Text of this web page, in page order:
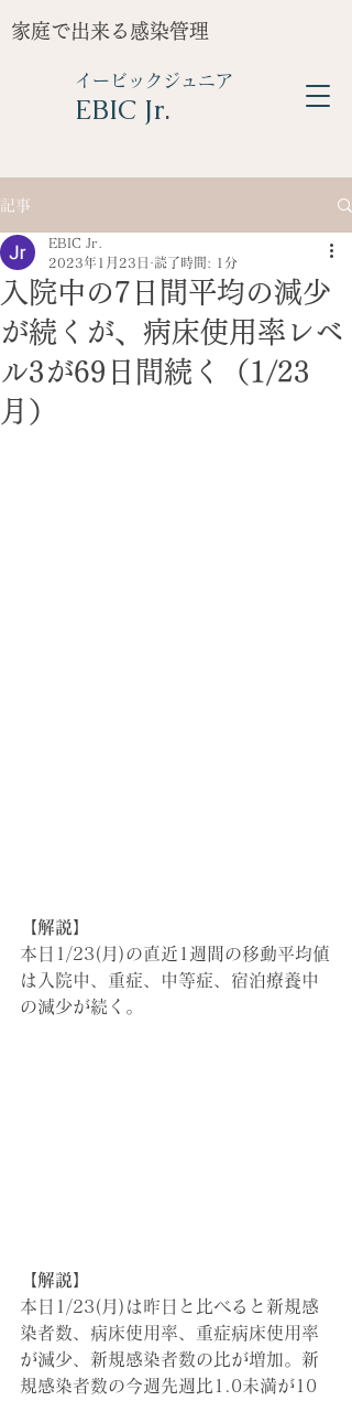
家庭で出来る感染管理
イービックジュニア
​EBIC Jr.
記事
入院中の7日間平均の減少
が続くが、病床使用率レベ
ル3が69日間続く（1/23
月）
EBIC Jr.
2023年1月23日
読了時間: 1分
【解説】
本日1/23(月)の直近1週間の移動平均値
は入院中、重症、中等症、宿泊療養中
の減少が続く。
【解説】
本日1/23(月)は昨日と比べると新規感
染者数、病床使用率、重症病床使用率
が減少、新規感染者数の比が増加。新
規感染者数の今週先週比1.0未満が10